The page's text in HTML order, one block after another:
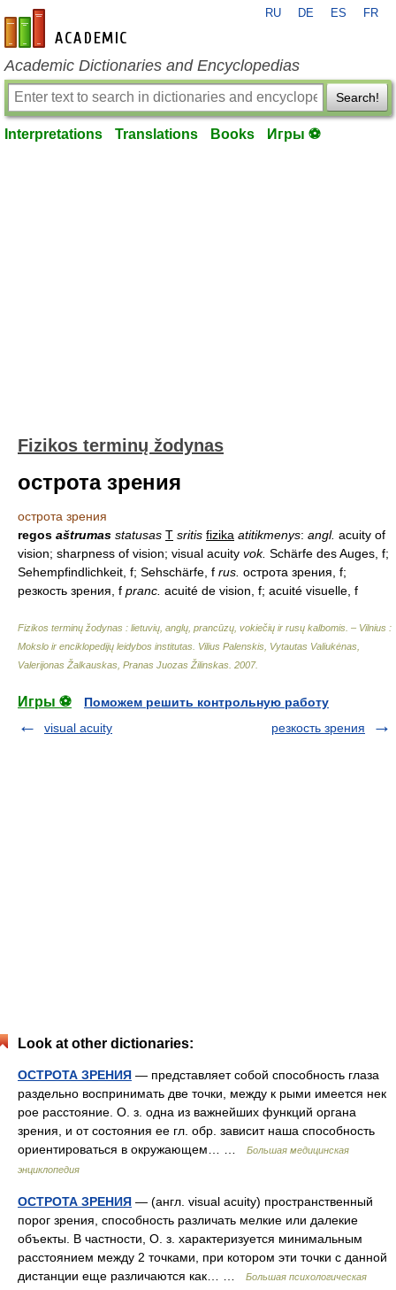
en-academic.com
RU DE ES FR
Academic Dictionaries and Encyclopedias
Search!
Interpretations Translations Books Игры ⚽
Fizikos terminų žodynas
острота зрения
острота зрения
regos aštrumas statusas T sritis fizika atitikmenys: angl. acuity of
vision; sharpness of vision; visual acuity vok. Schärfe des Auges, f;
Sehempfindlichkeit, f; Sehschärfe, f rus. острота зрения, f;
резкость зрения, f pranc. acuité de vision, f; acuité visuelle, f
Fizikos terminų žodynas : lietuvių, anglų, prancūzų, vokiečių ir rusų kalbomis. – Vilnius :
Mokslo ir enciklopedijų leidybos institutas Vilius Palenskis, Vytautas Valiukėnas,
Valerijonas Žalkauskas, Pranas Juozas Žilinskas 2007.
Игры ⚽
Поможем решить контрольную работу
visual acuity
резкость зрения
Look at other dictionaries:
ОСТРОТА ЗРЕНИЯ — представляет собой способность глаза
раздельно воспринимать две точки, между к рыми имеется нек
рое расстояние. О. з. одна из важнейших функций органа
зрения, и от состояния ее гл. обр. зависит наша способность
ориентироваться в окружающем… …
Большая медицинская
энциклопедия
ОСТРОТА ЗРЕНИЯ — (англ. visual acuity) пространственный
порог зрения, способность различать мелкие или далекие
объекты. В частности, О. з. характеризуется минимальным
расстоянием между 2 точками, при котором эти точки с данной
дистанции еще различаются как… …
Большая психологическая